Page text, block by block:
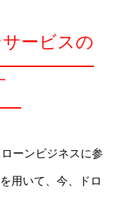
ービスの
ーンビジネスに参
⽤いて、今、ドロ